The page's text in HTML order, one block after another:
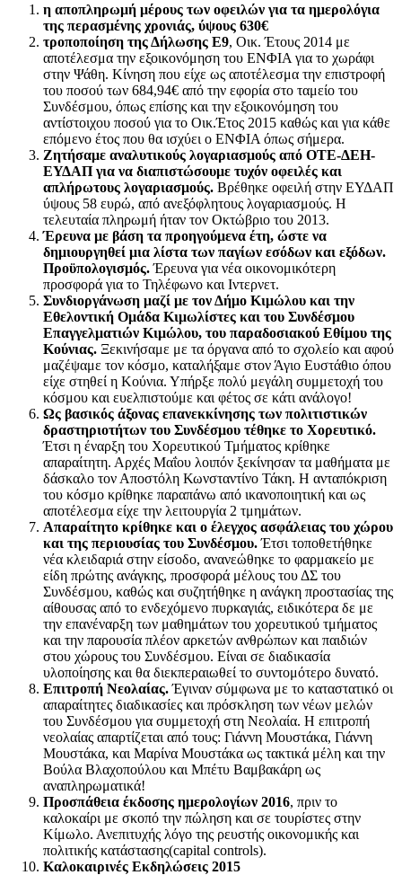
η αποπληρωμή μέρους των οφειλών για τα ημερολόγια
της περασμένης χρονιάς, ύψους 630€
τροποποίηση της Δήλωσης Ε9, Οικ. Έτους 2014 με
αποτέλεσμα την εξοικονόμηση του ΕΝΦΙΑ για το χωράφι
στην Ψάθη. Κίνηση που είχε ως αποτέλεσμα την επιστροφή
του ποσού των 684,94€ από την εφορία στο ταμείο του
Συνδέσμου, όπως επίσης και την εξοικονόμηση του
αντίστοιχου ποσού για το Οικ.Έτος 2015 καθώς και για κάθε
επόμενο έτος που θα ισχύει ο ΕΝΦΙΑ όπως σήμερα.
Ζητήσαμε αναλυτικούς λογαριασμούς από ΟΤΕ-ΔΕΗ-
ΕΥΔΑΠ για να διαπιστώσουμε τυχόν οφειλές και
απλήρωτους λογαριασμούς. Βρέθηκε οφειλή στην ΕΥΔΑΠ
ύψους 58 ευρώ, από ανεξόφλητους λογαριασμούς. Η
τελευταία πληρωμή ήταν τον Οκτώβριο του 2013.
Έρευνα με βάση τα προηγούμενα έτη, ώστε να
δημιουργηθεί μια λίστα των παγίων εσόδων και εξόδων.
Προϋπολογισμός.Έρευνα για νέα οικονομικότερη
προσφορά για το Τηλέφωνο και Ιντερνετ.
Συνδιοργάνωση μαζί με τον Δήμο Κιμώλου και την
Εθελοντική Ομάδα Κιμωλίστες και του Συνδέσμου
Επαγγελματιών Κιμώλου, του παραδοσιακού Εθίμου της
Κούνιας. Ξεκινήσαμε με τα όργανα από το σχολείο και αφού
μαζέψαμε τον κόσμο, καταλήξαμε στον Άγιο Ευστάθιο όπου
είχε στηθεί η Κούνια. Υπήρξε πολύ μεγάλη συμμετοχή του
κόσμου και ευελπιστούμε και φέτος σε κάτι ανάλογο!
Ως βασικός άξονας επανεκκίνησης των πολιτιστικών
δραστηριοτήτων του Συνδέσμου τέθηκε το Χορευτικό.
Έτσι η έναρξη του Χορευτικού Τμήματος κρίθηκε
απαραίτητη. Αρχές Μαΐου λοιπόν ξεκίνησαν τα μαθήματα με
δάσκαλο τον Αποστόλη Κωνσταντίνο Τάκη. Η ανταπόκριση
του κόσμο κρίθηκε παραπάνω από ικανοποιητική και ως
αποτέλεσμα είχε την λειτουργία 2 τμημάτων.
Απαραίτητο κρίθηκε και ο έλεγχος ασφάλειας του χώρου
και της περιουσίας του Συνδέσμου.Έτσι τοποθετήθηκε
νέα κλειδαριά στην είσοδο, ανανεώθηκε το φαρμακείο με
είδη πρώτης ανάγκης, προσφορά μέλους του ΔΣ του
Συνδέσμου, καθώς και συζητήθηκε η ανάγκη προστασίας της
αίθουσας από το ενδεχόμενο πυρκαγιάς, ειδικότερα δε με
την επανέναρξη των μαθημάτων του χορευτικού τμήματος
και την παρουσία πλέον αρκετών ανθρώπων και παιδιών
στου χώρους του Συνδέσμου. Είναι σε διαδικασία
υλοποίησης και θα διεκπεραιωθεί το συντομότερο δυνατό.
Επιτροπή Νεολαίας.Έγιναν σύμφωνα με το καταστατικό οι
απαραίτητες διαδικασίες και πρόσκληση των νέων μελών
του Συνδέσμου για συμμετοχή στη Νεολαία. Η επιτροπή
νεολαίας απαρτίζεται από τους: Γιάννη Μουστάκα, Γιάννη
Μουστάκα, και Μαρίνα Μουστάκα ως τακτικά μέλη και την
Βούλα Βλαχοπούλου και Μπέτυ Βαμβακάρη ως
αναπληρωματικά!
Προσπάθεια έκδοσης ημερολογίων 2016, πριν το
καλοκαίρι με σκοπό την πώληση και σε τουρίστες στην
Κίμωλο. Ανεπιτυχής λόγο της ρευστής οικονομικής και
πολιτικής κατάστασης(capital controls).
Καλοκαιρινές Εκδηλώσεις 2015